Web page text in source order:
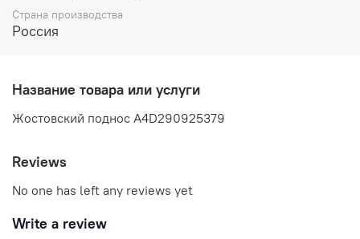
Страна производства
Россия
Название товара или услуги
Жостовский поднос A4D290925379
Reviews
No one has left any reviews yet
Write a review